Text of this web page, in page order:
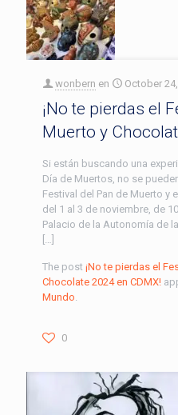
wonbern en October
¡No te pierdas el
Muerto y
Si están buscando una
Día de Muertos, no se
Festival del Pan de Muerto y
del 1 al 3 de noviembre, de
Palacio de la Autonomía de
[…]
The post ¡No te pierdas el
Chocolate 2024 en CDMX!
Mundo
0